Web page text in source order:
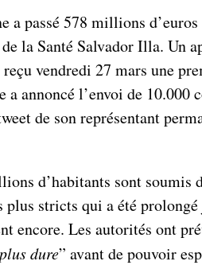
a passé 578 millions
la Santé Salvador Illa. Un
vendredi 27 mars une
a annoncé l’envoi de 10.000
de son représentant
d’habitants sont soumis
plus stricts qui a été
encore. Les autorités ont
dure” avant de pouvoir